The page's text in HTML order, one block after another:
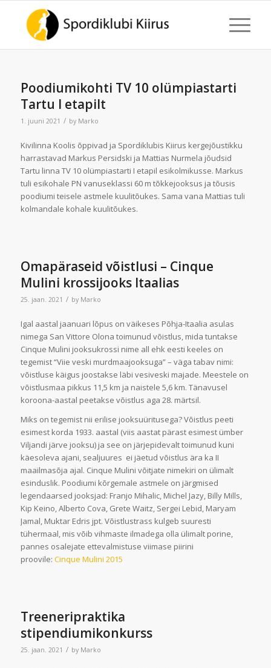
Poodiumikohti TV 10 olümpiastarti
Tartu I etapilt
1. juuni 2021 / by Marko
Kivilinna Koolis õppivad ja Spordiklubis Kiirus kergejõustikku
harrastavad Markus Persidski ja Mattias Nurmela jõudsid
Tartu linna TV 10 olümpiastarti I etapil esikolmikusse. Markus
tuli esikohale PN vanuseklassi 60 m tõkkejooksus ja tõusis
poodiumi teisele astmele kuulitõukes. Sama vana Mattias tuli
kolmandale kohale kuulitõukes.
Omapäraseid võistlusi – Cinque
Mulini krossijooks Itaalias
25. jaan. 2021 / by Marko
Igal aastal jaanuari lõpus on väikeses Põhja-Itaalia asulas
nimega San Vittore Olona toimunud võistlus, mida tuntakse
Cinque Mulini jooksukrossi nime all ehk eesti keeles on
tegemist “Viie veski murdmaajooksuga” – väga tabav nimi:
võistluse käigus joostakse läbi vesiveski majade. Meestele on
võistlusmaa pikkus 11,5 km ja naistele 5,6 km. Tänavusel
koroona-aastal peetakse võistlus aga 28. märtsil.
Miks on tegemist nii erilise jooksuüritusega? Võistlus peeti
esimest korda 1933. aastal (viis aastat pärast esimest ümber
Viljandi järve jooksu) ja see on järjepidevalt toimunud kuni
käesoleva ajani, sealjuures ei jäetud võistlus ära ka II
maailmasõja ajal. Cinque Mulini võitjate nimekiri on ülimalt
esinduslik. Poodiumi kõrgemale astmele on järgmised
legendaarsed jooksjad: Franjo Mihalic, Michel Jazy, Billy Mills,
Kip Keino, Alberto Cova, Grete Waitz, Sergei Lebid, Maryam
Jamal, Muktar Edris jpt. Võistlustrass kulgeb suuresti
tühermaal, mis võib vihmaste ilmadega olla ülimalt porine,
pannes osalejate ettevalmistuse viimase piirini
proovile: Cinque Mulini 2015
Treeneripraktika
stipendiumikonkurss
25. jaan. 2021 / by Marko